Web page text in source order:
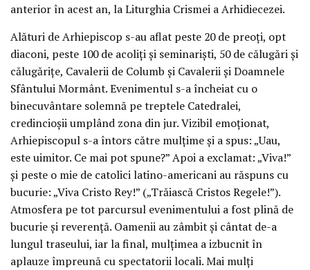
anterior în acest an, la Liturghia Crismei a Arhidiecezei.
Alături de Arhiepiscop s-au aflat peste 20 de preoți, opt
diaconi, peste 100 de acoliți și seminariști, 50 de călugări și
călugărițe, Cavalerii de Columb și Cavalerii și Doamnele
Sfântului Mormânt. Evenimentul s-a încheiat cu o
binecuvântare solemnă pe treptele Catedralei,
credincioșii umplând zona din jur. Vizibil emoționat,
Arhiepiscopul s-a întors către mulțime și a spus: „Uau,
este uimitor. Ce mai pot spune?” Apoi a exclamat: „Viva!”
și peste o mie de catolici latino-americani au răspuns cu
bucurie: „Viva Cristo Rey!” („Trăiască Cristos Regele!”).
Atmosfera pe tot parcursul evenimentului a fost plină de
bucurie și reverență. Oamenii au zâmbit și cântat de-a
lungul traseului, iar la final, mulțimea a izbucnit în
aplauze împreună cu spectatorii locali. Mai mulți